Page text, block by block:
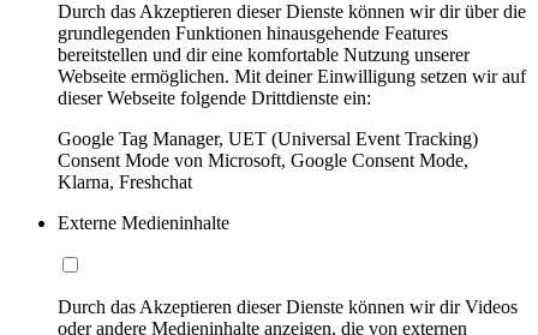
Durch das Akzeptieren dieser Dienste können wir dir über die
grundlegenden Funktionen hinausgehende Features
bereitstellen und dir eine komfortable Nutzung unserer
Webseite ermöglichen. Mit deiner Einwilligung setzen wir auf
dieser Webseite folgende Drittdienste ein:
Google Tag Manager, UET (Universal Event Tracking)
Consent Mode von Microsoft, Google Consent Mode,
Klarna, Freshchat
Externe Medieninhalte
Durch das Akzeptieren dieser Dienste können wir dir Videos
oder andere Medieninhalte anzeigen, die von externen